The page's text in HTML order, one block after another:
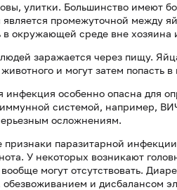
улитки. Большинство имеют
является промежуточной между
в окружающей среде вне
заражается через пищу.
и могут затем попасть
инфекция особенно опасна для
системой, например,
осложнениям.
паразитарной
У некоторых возникают
могут отсутствовать.
обезвоживанием и дисбалансом